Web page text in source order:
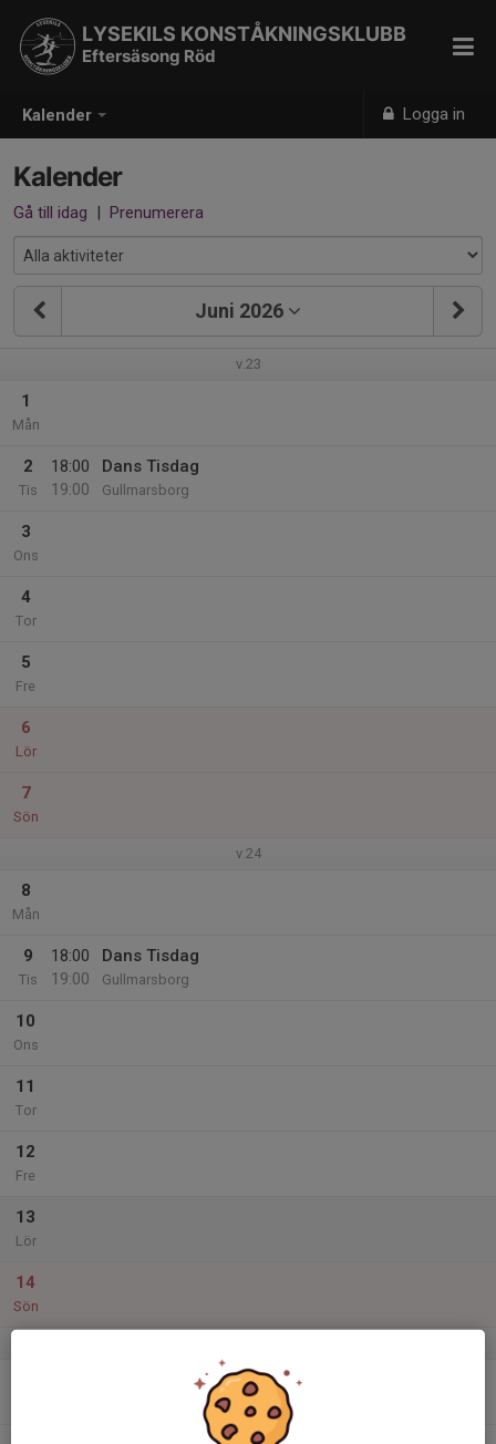
Kalender Logga in
LYSEKILS KONSTÅKNINGSKLUBB
Eftersäsong Röd
Kalender
Gå till idag | Prenumerera
Juni 2026
v.23
1
Mån
2
Tis
18:00
19:00
Dans Tisdag
Gullmarsborg
3
Ons
4
Tor
5
Fre
6
Lör
7
Sön
v.24
8
Mån
9
Tis
18:00
19:00
Dans Tisdag
Gullmarsborg
10
Ons
11
Tor
12
Fre
13
Lör
14
Sön